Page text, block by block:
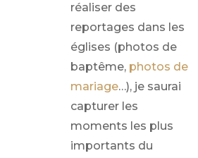
réaliser des
reportages dans les
églises (photos de
baptême, photos de
mariage…), je saurai
capturer les
moments les plus
importants du